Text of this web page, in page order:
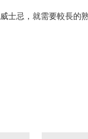
士忌，就需要較長的